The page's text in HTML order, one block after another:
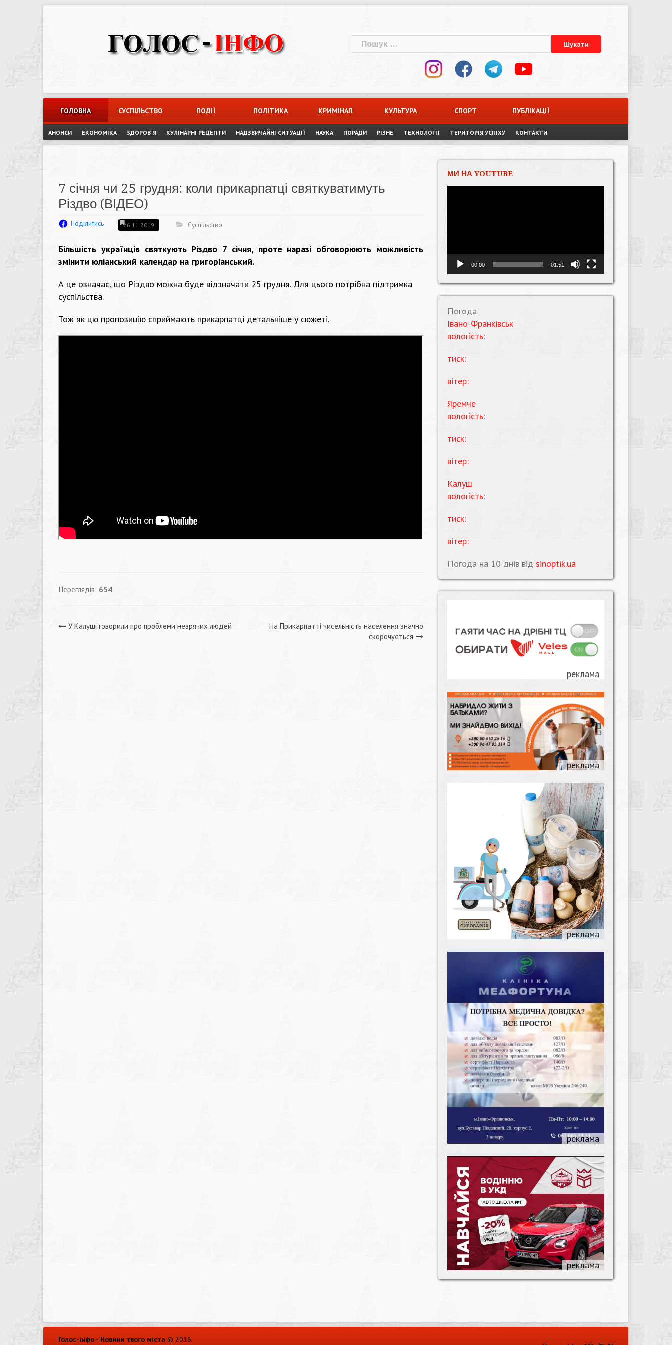
Пошук:
ГОЛОВНА СУСПІЛЬСТВО ПОДІЇ ПОЛІТИКА КРИМІНАЛ КУЛЬТУРА СПОРТ ПУБЛІКАЦІЇ
АНОНСИ ЕКОНОМІКА ЗДОРОВ`Я КУЛІНАРНІ РЕЦЕПТИ НАДЗВИЧАЙНІ СИТУАЦІЇ НАУКА ПОРАДИ РІЗНЕ ТЕХНОЛОГІЇ ТЕРИТОРІЯ УСПІХУ КОНТАКТИ
7 січня чи 25 грудня: коли прикарпатці святкуватимуть
Різдво (ВІДЕО)
Поділитись 26.11.2019 Суспільство
Більшість українців святкують Різдво 7 січня, проте наразі обговорюють можливість
змінити юліанський календар на григоріанський.
А це означає, що Різдво можна буде відзначати 25 грудня. Для цього потрібна підтримка
суспільства.
Тож як цю пропозицію сприймають прикарпатці детальніше у сюжеті.
Переглядів: 654
Навігація
У Калуші говорили про проблеми незрячих людей
На Прикарпатті чисельність населення значно
скорочується
МИ НА YOUTUBE
00:00 01:51
Погода
Івано-Франківськ
вологість:
тиск:
вітер:
Яремче
вологість:
тиск:
вітер:
Калуш
вологість:
тиск:
вітер:
Погода на 10 днів від sinoptik.ua
Голос-інфо - Новини твого міста © 2016